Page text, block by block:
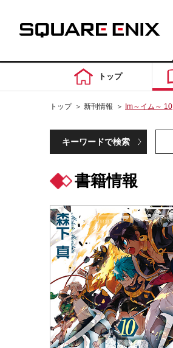
トップ
トップ ＞ 新刊情報 ＞ Im～イム～ 10
キーワードで検索
書籍情報